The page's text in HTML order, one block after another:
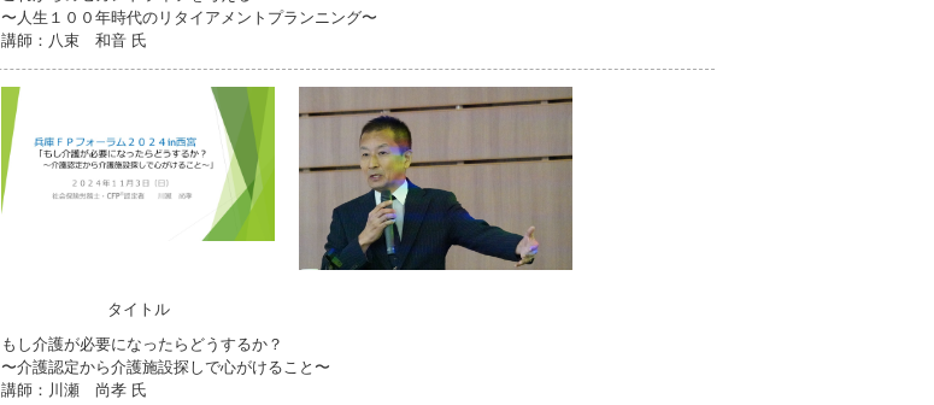
〜人生１００年時代のリタイアメントプランニング〜
講師：八束 和音 氏
タイトル
もし介護が必要になったらどうするか？
〜介護認定から介護施設探しで心がけること〜
講師：川瀬 尚孝 氏